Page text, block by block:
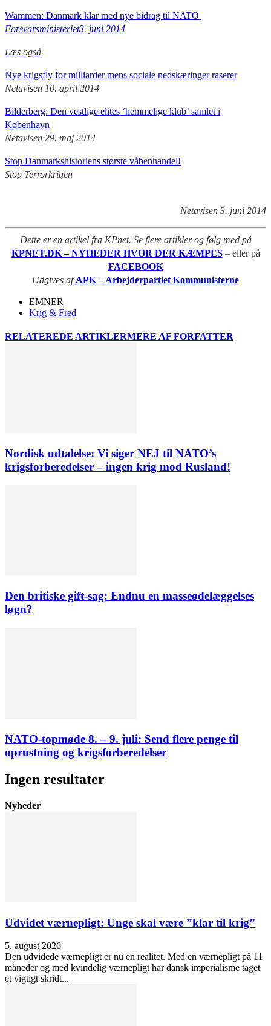
Wammen: Danmark klar med nye bidrag til NATO
Forsvarsministeriet3. juni 2014
Læs også
Nye krigsfly for milliarder mens sociale nedskæringer raserer
Netavisen 10. april 2014
Bilderberg: Den vestlige elites ‘hemmelige klub’ samlet i
København
Netavisen 29. maj 2014
Stop Danmarkshistoriens største våbenhandel!
Stop Terrorkrigen
Netavisen 3. juni 2014
Dette er en artikel fra KPnet. Se flere artikler og følg med på
KPNET.DK – NYHEDER HVOR DER KÆMPES – eller på
FACEBOOK
Udgives afAPK – Arbejderpartiet Kommunisterne
EMNER
Krig & Fred
RELATEREDE ARTIKLERMERE AF FORFATTER
Nordisk udtalelse: Vi siger NEJ til NATO’s
krigsforberedelser – ingen krig mod Rusland!
Den britiske gift-sag: Endnu en masseødelæggelses
løgn?
NATO-topmøde 8. – 9. juli: Send flere penge til
oprustning og krigsforberedelser
Ingen resultater
Nyheder
Udvidet værnepligt: Unge skal være ”klar til krig”
5. august 2026
Den udvidede værnepligt er nu en realitet. Med en værnepligt på 11
måneder og med kvindelig værnepligt har dansk imperialisme taget
et vigtigt skridt...